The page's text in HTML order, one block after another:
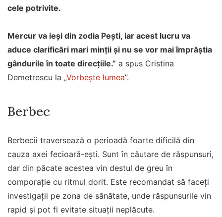
cele potrivite.
Mercur va ieși din zodia Pești, iar acest lucru va
aduce clarificări mari minții și nu se vor mai împrăștia
gândurile în toate direcțiile.” a spus Cristina
Demetrescu la „Vorbește lumea”.
Berbec
Berbecii traversează o perioadă foarte dificilă din
cauza axei fecioară-ești. Sunt în căutare de răspunsuri,
dar din păcate acestea vin destul de greu în
comporație cu ritmul dorit. Este recomandat să faceți
investigații pe zona de sănătate, unde răspunsurile vin
rapid și pot fi evitate situații neplăcute.